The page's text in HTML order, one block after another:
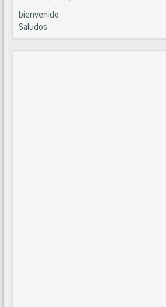
bienvenido
Saludos